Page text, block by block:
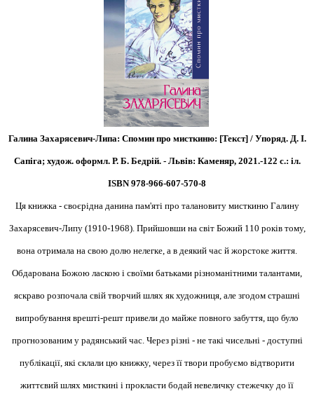
Галина Захарясевич-Липа: Спомин про мисткиню: [Текст] / Упоряд. Д. І.
Сапіга; худож. оформл. Р. Б. Бедрій. - Львів: Каменяр, 2021.-122 с.: іл.
ISBN 978-966-607-570-8
Ця книжка - своєрідна данина пам'яті про талановиту мисткиню Галину
Захарясевич-Липу (1910-1968). Прийшовши на світ Божий 110 років тому,
вона отримала на свою долю нелегке, а в деякий час й жорстоке життя.
Обдарована Божою ласкою і своїми батьками різноманітними талантами,
яскраво розпочала свій творчий шлях як художниця, але згодом страшні
випробування врешті-решт привели до майже повного забуття, що було
прогнозованим у радянський час. Через різні - не такі чисельні - доступні
публікації, які склали цю книжку, через її твори пробуємо відтворити
життєвий шлях мисткині і прокласти бодай невеличку стежечку до її